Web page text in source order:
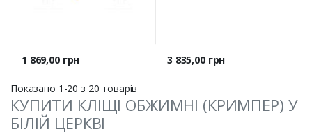
Ціна
1 869,00 грн Ціна
3 835,00 грн
Показано 1-20 з 20 товарів
КУПИТИ КЛІЩІ ОБЖИМНІ (КРИМПЕР) У
БІЛІЙ ЦЕРКВІ